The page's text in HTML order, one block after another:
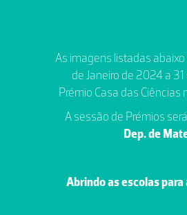
As imagens listadas
de Janeiro de 2024 a
Prémio Casa das Ciências
A sessão de Prémios
Dep. de
Abrindo as escolas